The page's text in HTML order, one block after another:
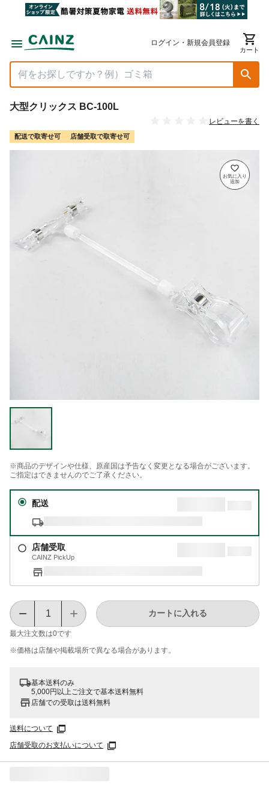
ログイン・新規会員登録
カート
大型クリックス BC-100L
レビューを書く
配送で取寄せ可 店舗受取で取寄せ可
※商品のデザインや仕様、原産国は予告なく変更となる場合がございます。
ご指定はできませんのでご了承ください。
配送
店舗受取
CAINZ PickUp
最大注文数は0です
カートに入れる
※価格は​店舗や​掲載場所で​異なる​場合が​あります。
基本送料のみ
5,000円以上ご注文で基本送料無料
店舗での受取は送料無料
送料について
店舗受取のお支払いについて